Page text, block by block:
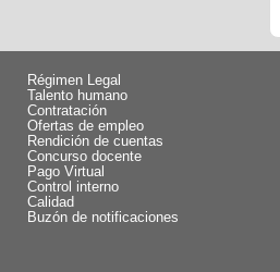
Régimen Legal
Talento humano
Contratación
Ofertas de empleo
Rendición de cuentas
Concurso docente
Pago Virtual
Control interno
Calidad
Buzón de notificaciones